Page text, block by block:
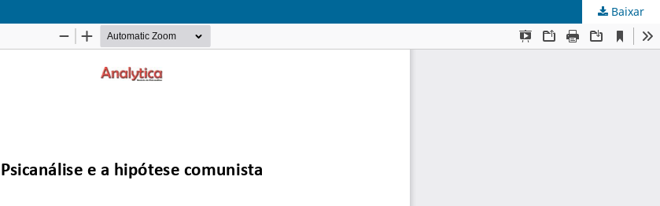
Baixar